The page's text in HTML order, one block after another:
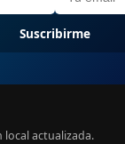
Suscribirme
actualizada.